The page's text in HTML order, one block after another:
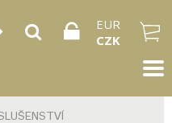
EUR
CZK